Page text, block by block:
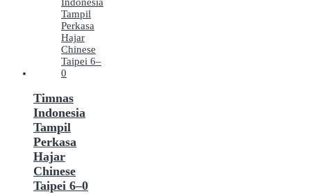
Timnas
Indonesia
Tampil
Perkasa
Hajar
Chinese
Taipei 6–0